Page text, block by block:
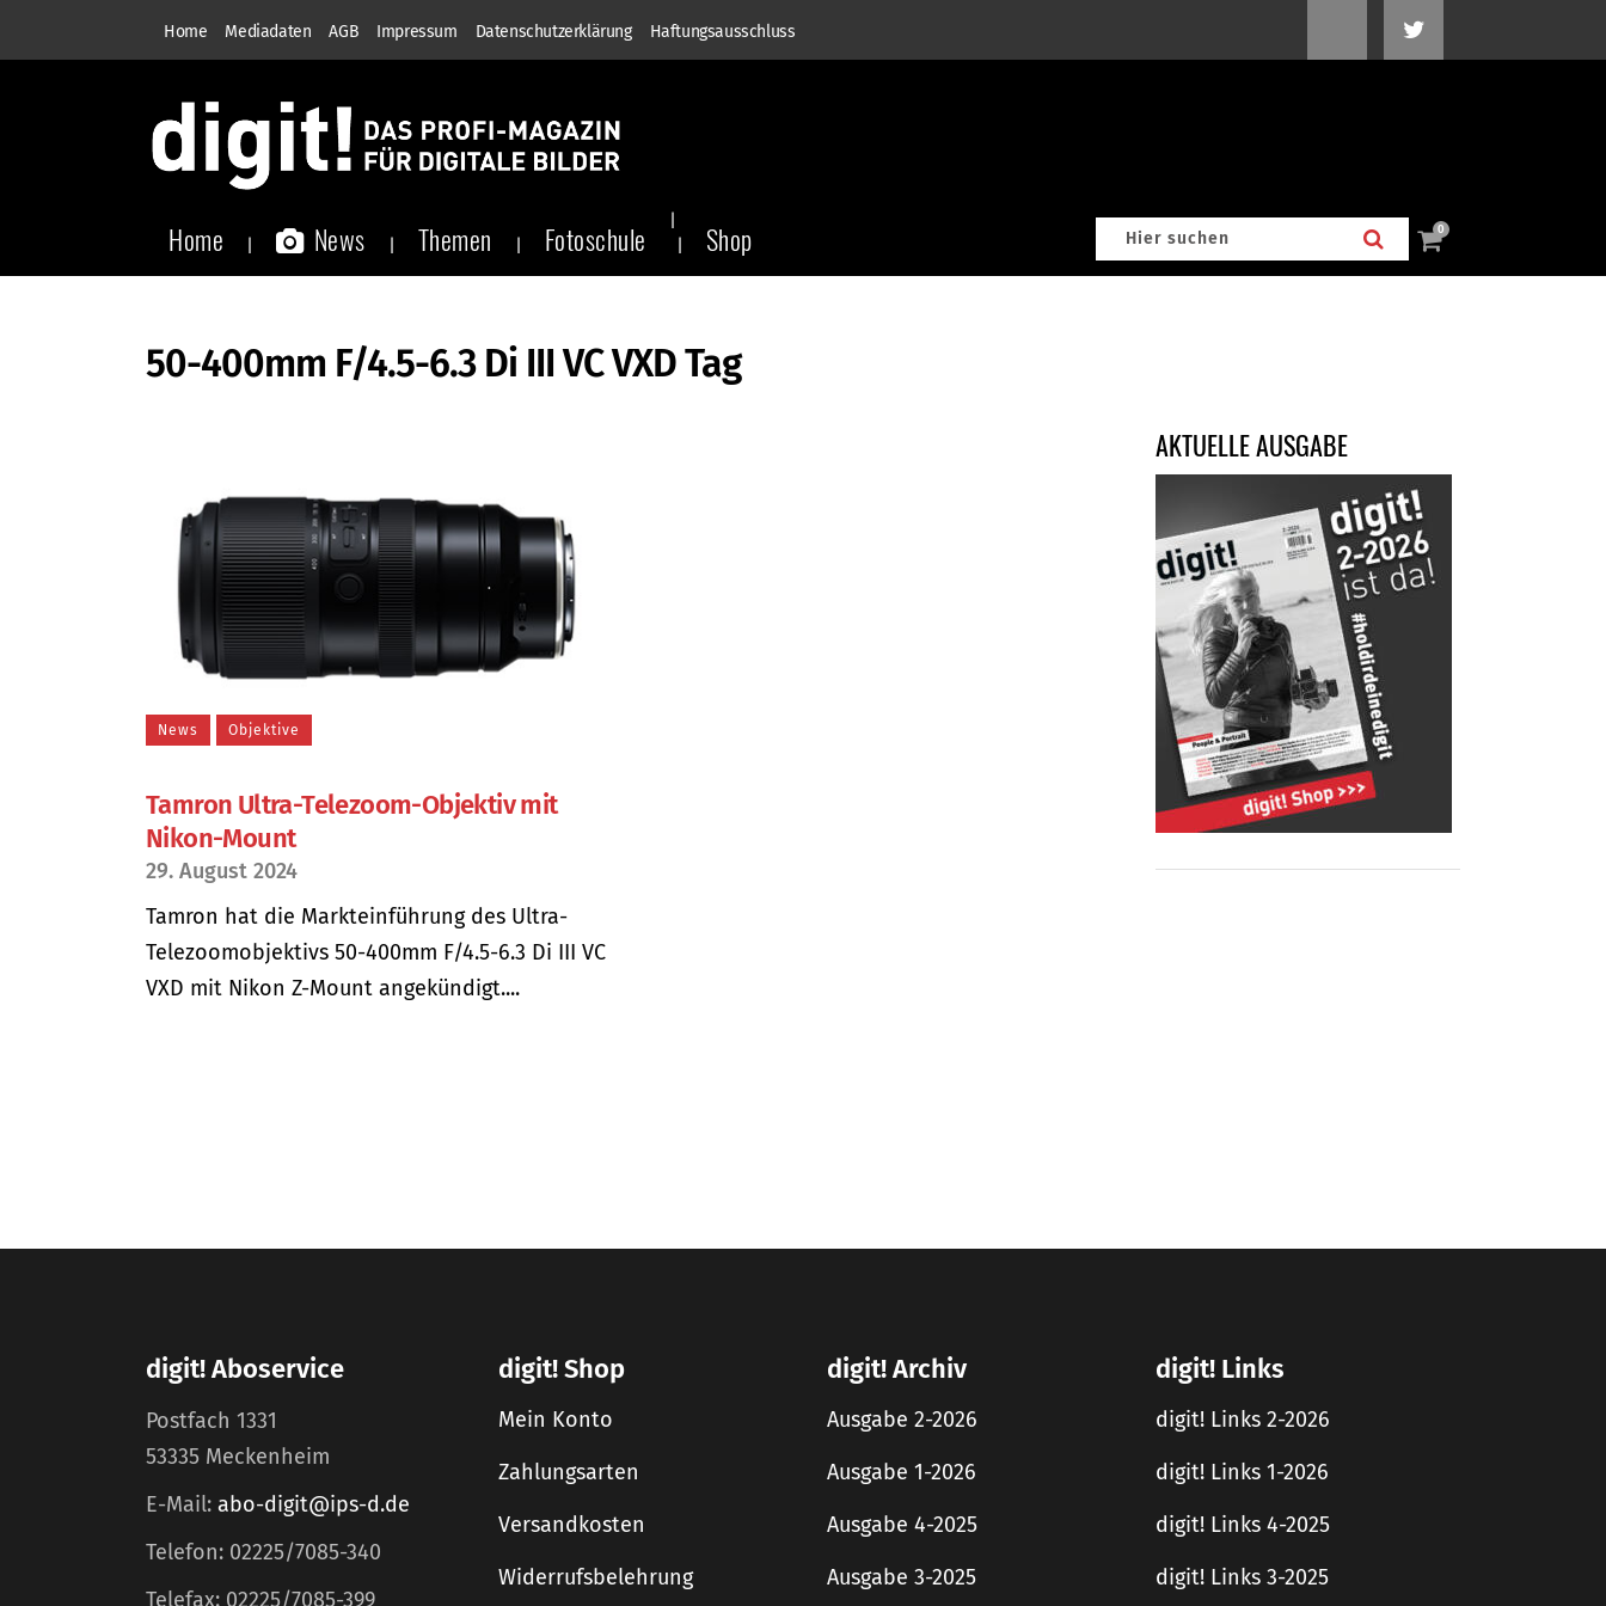
Home Mediadaten AGB Impressum Datenschutzerklärung Haftungsausschluss
Home News Themen Fotoschule Shop 0
50-400mm F/4.5-6.3 Di III VC VXD Tag
News Objektive
Tamron Ultra-Telezoom-Objektiv mit
Nikon-Mount
29. August 2024
Tamron hat die Markteinführung des Ultra-
Telezoomobjektivs 50-400mm F/4.5-6.3 Di III VC
VXD mit Nikon Z-Mount angekündigt....
AKTUELLE AUSGABE
digit! Aboservice
Postfach 1331
53335 Meckenheim
E-Mail: abo-digit@ips-d.de
Telefon: 02225/7085-340
Telefax: 02225/7085-399
digit! Shop
Mein Konto
Zahlungsarten
Versandkosten
Widerrufsbelehrung
digit! Archiv
Ausgabe 2-2026
Ausgabe 1-2026
Ausgabe 4-2025
Ausgabe 3-2025
digit! Links
digit! Links 2-2026
digit! Links 1-2026
digit! Links 4-2025
digit! Links 3-2025